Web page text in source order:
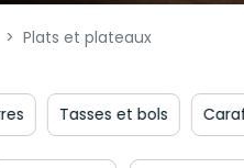
Plats et plateaux
Tasses et bols Carafes